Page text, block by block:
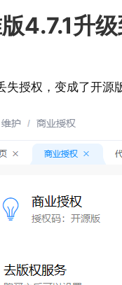
4.7.1升
失授权，变成了开源